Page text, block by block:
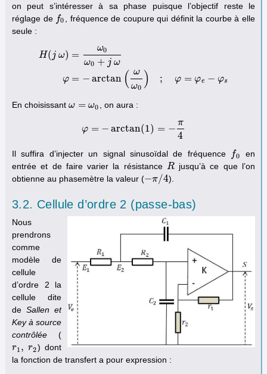
on peut s’intéresser à sa phase puisque l’objectif reste le
réglage de f0
f0
, fréquence de coupure qui définit la courbe à elle
seule :
H(j ω)
φ
=
ω0
ω0 + j ω
= − arctan ( ω
ω0 ) ; φ = φe − φs
ω 0+ j ω − arctan
En choisissant ω = ω0
ω =ω 0 , on aura :
φ = − arctan(1) = −
π
4
φ= −arctan(1 )=− π4
Il suffira d’injecter un signal sinusoïdal de fréquence f0
f0
en
entrée et de faire varier la résistance R
Rjusqu’à ce que l’on
obtienne au phasemètre la valeur (−π/4
−π/4 ).
3.2. Cellule d’ordre 2 (passe-bas)
Nous
prendrons
comme
modèle de
cellule
d’ordre 2 la
cellule dite
deSallen et
Key à source
contrôlée (
r1 , r2
r1 , 2 ) dont
la fonction de transfert a pour expression :